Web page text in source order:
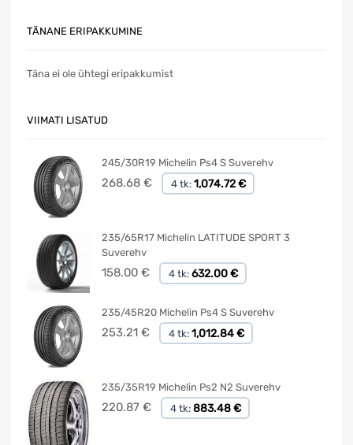
TÄNANE ERIPAKKUMINE
Täna ei ole ühtegi eripakkumist
VIIMATI LISATUD
245/30R19 Michelin Ps4 S Suverehv
268.68 € 4 tk: 1,074.72 €
235/65R17 Michelin LATITUDE SPORT 3
Suverehv
158.00 € 4 tk: 632.00 €
235/45R20 Michelin Ps4 S Suverehv
253.21 € 4 tk: 1,012.84 €
235/35R19 Michelin Ps2 N2 Suverehv
220.87 € 4 tk: 883.48 €